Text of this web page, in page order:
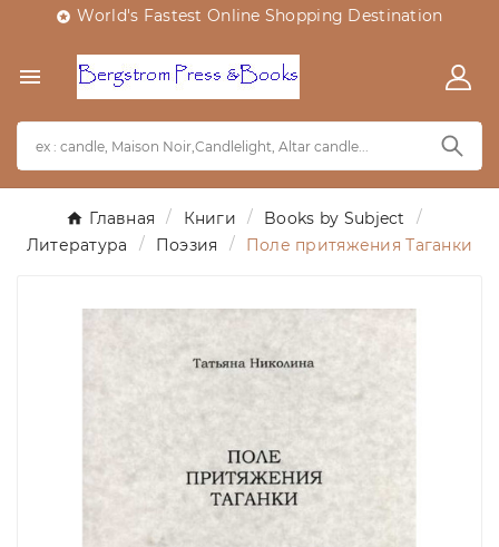
 World's Fastest Online Shopping Destination

Главная Книги
Books by Subject
Литература
Поэзия Поле притяжения Таганки